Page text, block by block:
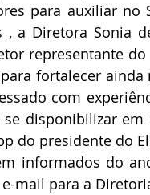
para auxiliar no
, a Diretora Sonia
representante
fortalecer ainda
com
disponibilizar
do presidente do
informados do
mail para a